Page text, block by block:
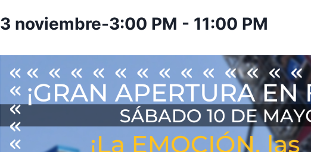
3 noviembre-3:00 PM - 11:00 PM